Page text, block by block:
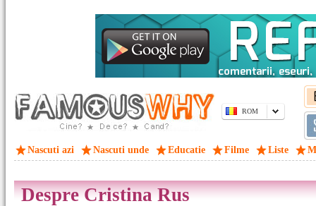
ROM
Nascuti azi Nascuti unde Educatie Filme Liste
Despre Cristina Rus